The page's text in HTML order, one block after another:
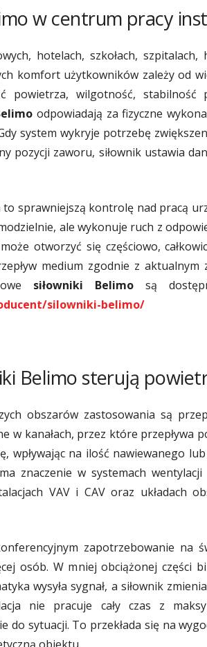
w centrum pracy
hotelach, szkołach, szpitalach,
komfort użytkowników zależy od
powietrza, wilgotność, stabilność
odpowiadają za fizyczne
system wykryje potrzebę
pozycji zaworu, siłownik ustawia
sprawniejszą kontrolę nad pracą
ale wykonuje ruch z
otworzyć się częściowo,
medium zgodnie z
siłowniki Belimo są
silowniki-belimo/
Belimo sterują
obszarów zastosowania są
w kanałach, przez które przepływa
wpływając na ilość nawiewanego
znaczenie w systemach wentylacji
VAV i CAV oraz układach
zapotrzebowanie na
osób. W mniej obciążonej części
wysyła sygnał, a siłownik
nie pracuje cały czas z
do sytuacji. To przekłada się na